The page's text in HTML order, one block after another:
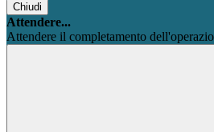
Chiudi
Attendere...
Attendere il completamento